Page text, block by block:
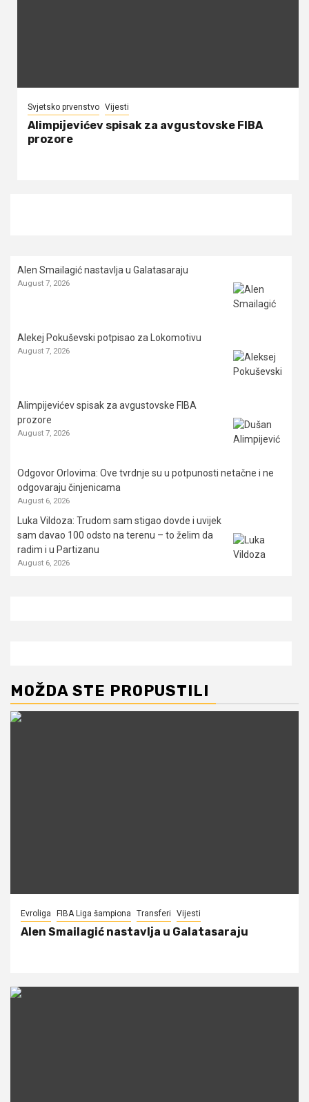
Svjetsko prvenstvo Vijesti
Alimpijevićev spisak za avgustovske FIBA
prozore
Alen Smailagić nastavlja u Galatasaraju
August 7, 2026
Alekej Pokuševski potpisao za Lokomotivu
August 7, 2026
Alimpijevićev spisak za avgustovske FIBA
prozore
August 7, 2026
Odgovor Orlovima: ​Ove tvrdnje su u potpunosti netačne i ne
odgovaraju činjenicama
August 6, 2026
Luka Vildoza: Trudom sam stigao dovde i uvijek
sam davao 100 odsto na terenu – to želim da
radim i u Partizanu
August 6, 2026
MOŽDA STE PROPUSTILI
Evroliga FIBA Liga šampiona Transferi Vijesti
Alen Smailagić nastavlja u Galatasaraju